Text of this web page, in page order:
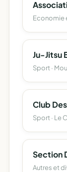
Economie
Sport ·
Sport · Le
Autres et